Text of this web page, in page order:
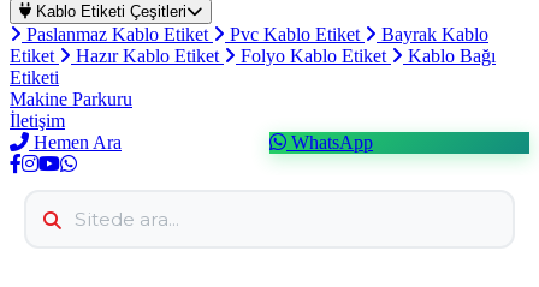
Kablo Etiketi Çeşitleri
Paslanmaz Kablo Etiket Pvc Kablo Etiket
Bayrak Kablo
Etiket
Hazır Kablo Etiket Folyo Kablo Etiket
Kablo Bağı
Etiketi
Makine Parkuru
İletişim
Hemen Ara
WhatsApp